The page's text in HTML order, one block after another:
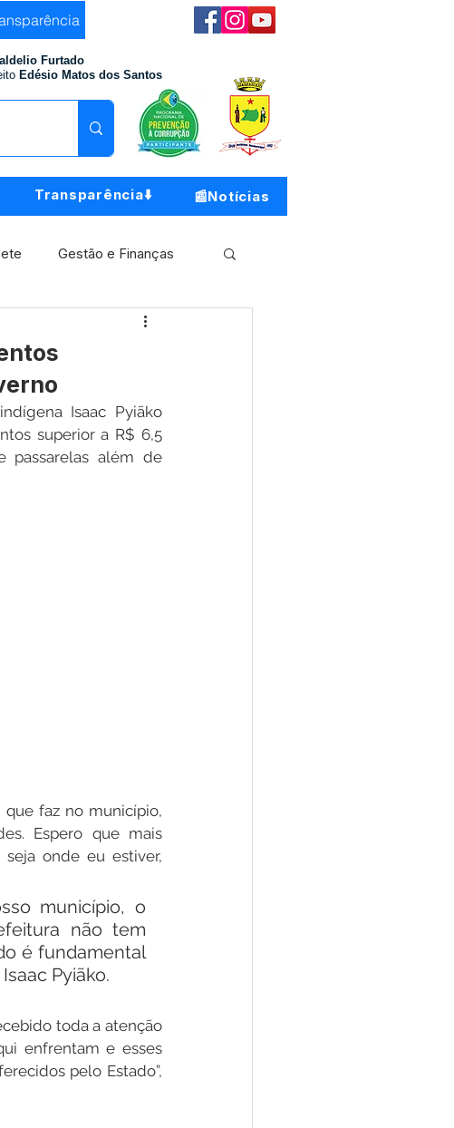
Furtado
Edésio Matos dos Santos
Transparência⬇️ 📰Notícias
Gestão e Finanças
Meio Ambiente
do Município
Isaac Pyiãko
superior a R$ 6,5
passarelas além de
faz no município,
Espero que mais
onde eu estiver,
município, o
não tem
é fundamental
Pyiãko.
toda a atenção
enfrentam e esses
pelo Estado”,